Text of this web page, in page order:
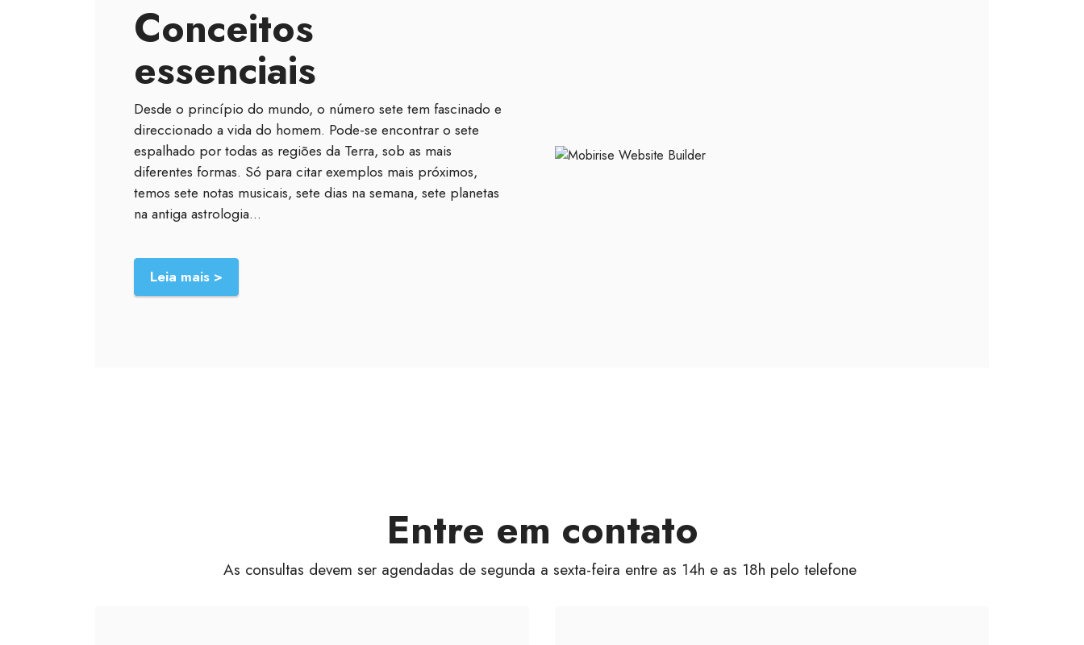
Conceitos
essenciais
Desde o princípio do mundo, o número sete tem fascinado e
direccionado a vida do homem. Pode-se encontrar o sete
espalhado por todas as regiões da Terra, sob as mais
diferentes formas. Só para citar exemplos mais próximos,
temos sete notas musicais, sete dias na semana, sete planetas
na antiga astrologia...
Leia mais >
Entre em contato
As consultas devem ser agendadas de segunda a sexta-feira entre as 14h e as 18h pelo telefone